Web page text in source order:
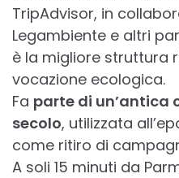
TripAdvisor, in
Legambiente e altri
è la migliore struttura
vocazione ecologica.
Fa parte di un’antica
secolo, utilizzata
come ritiro di
A soli 15 minuti da